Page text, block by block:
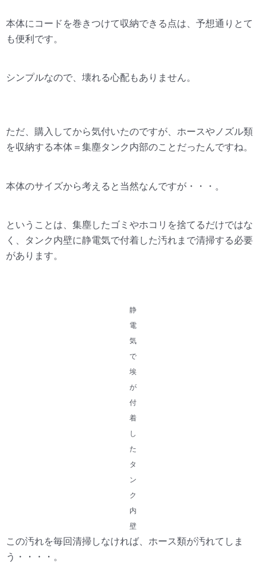
本体にコードを巻きつけて収納できる点は、予想通りとて
も便利です。
シンプルなので、壊れる心配もありません。
ただ、購入してから気付いたのですが、ホースやノズル類
を収納する本体＝集塵タンク内部のことだったんですね。
本体のサイズから考えると当然なんですが・・・。
ということは、集塵したゴミやホコリを捨てるだけではな
く、タンク内壁に静電気で付着した汚れまで清掃する必要
があります。
静
電
気
で
埃
が
付
着
し
た
タ
ン
ク
内
壁
この汚れを毎回清掃しなければ、ホース類が汚れてしま
う・・・・。